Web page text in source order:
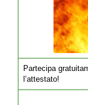
Partecipa
l’attestato!